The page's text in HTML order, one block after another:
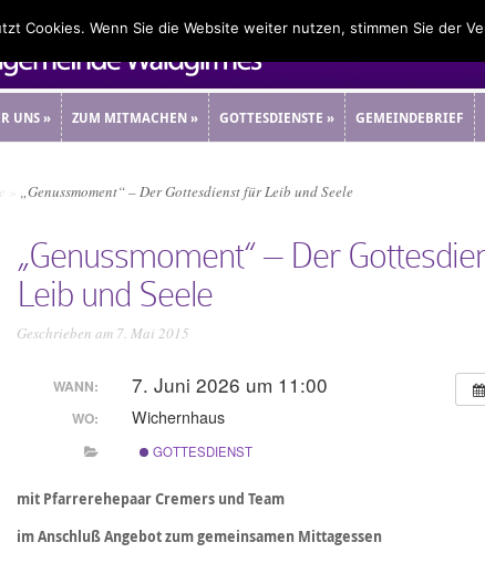
UNS» ZUM MITMACHEN» GOTTESDIENSTE » GEMEINDEBRIEF
„Genussmoment“ – Der Gottesdienst für Leib und Seele
„Genussmoment“ – Der
Leib und Seele
Geschrieben am 7. Mai 2015
WANN: 7. Juni 2026 um 11:00
WO: Wichernhaus
GOTTESDIENST
mit Pfarrerehepaar Cremers und Team
im Anschluß Angebot zum gemeinsamen Mittagessen
Cookies. Wenn Sie die Website weiter nutzen, stimmen Sie der